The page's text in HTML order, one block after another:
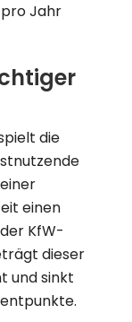
Jahr
die
einen
KfW-
dieser
und sinkt